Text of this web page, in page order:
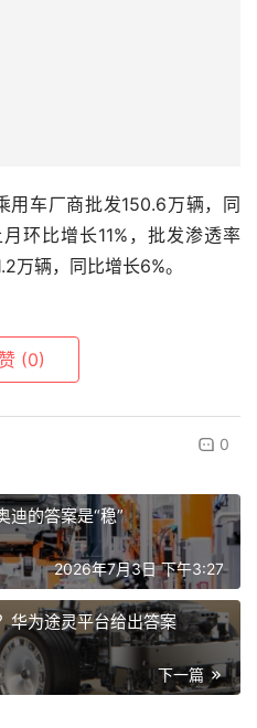
车厂商批发150.6万辆，同
环比增长11%，批发渗透率
0
迪的答案是“稳”
2026年7月3日 下午3:27
华为途灵平台给出答案